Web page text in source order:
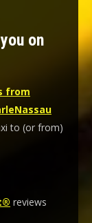
on
from
to (or from)
reviews